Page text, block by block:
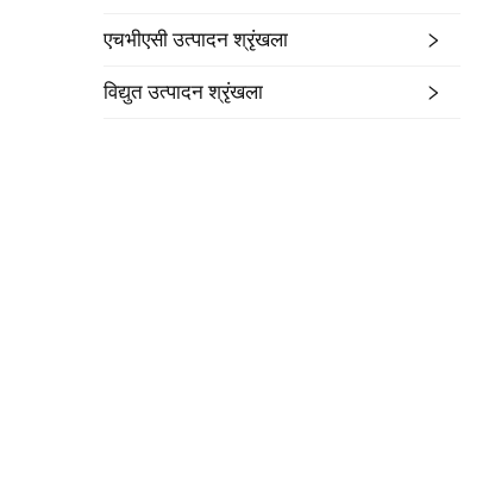
एचभीएसी उत्पादन श्रृंखला
विद्युत उत्पादन श्रृंखला